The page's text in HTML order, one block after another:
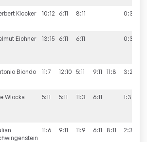
Klocker 10:12 6:11 8:11 0:3
Eichner 13:15 6:11 6:11 0:3
Biondo 11:7 12:10 5:11 9:11 11:8 3:2
Wlocka 5:11 5:11 11:3 6:11 1:3
11:6 9:11 11:9 6:11 8:11 2:3